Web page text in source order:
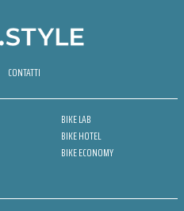
CONTATTI
BIKE LAB
BIKE HOTEL
BIKE ECONOMY